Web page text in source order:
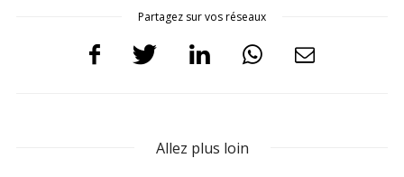
Partagez sur vos réseaux
Allez plus loin